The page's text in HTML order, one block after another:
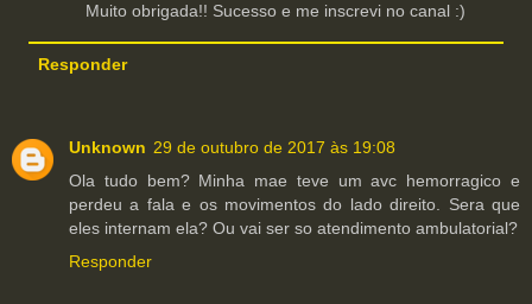
Muito obrigada!! Sucesso e me inscrevi no canal :)
Responder
Unknown 29 de outubro de 2017 às 19:08
Ola tudo bem? Minha mae teve um avc hemorragico e
perdeu a fala e os movimentos do lado direito. Sera que
eles internam ela? Ou vai ser so atendimento ambulatorial?
Responder